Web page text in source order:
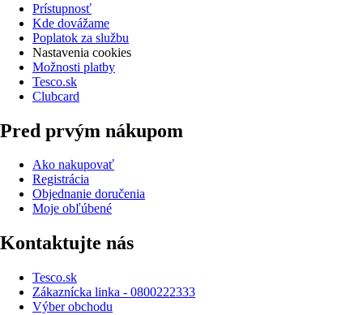
Prístupnosť
Kde dovážame
Poplatok za službu
Nastavenia cookies
Možnosti platby
Tesco.sk
Clubcard
Pred prvým nákupom
Ako nakupovať
Registrácia
Objednanie doručenia
Moje obľúbené
Kontaktujte nás
Tesco.sk
Zákaznícka linka - 0800222333
Výber obchodu